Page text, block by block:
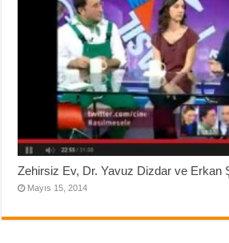
Zehirsiz Ev, Dr. Yavuz Dizdar ve Erkan
Mayıs 15, 2014